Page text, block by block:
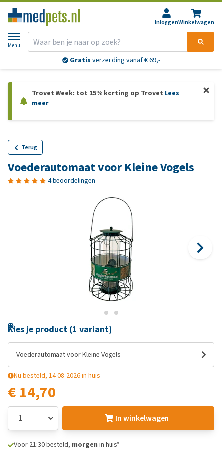
InloggenWinkelwagen
Menu
Gratis verzending vanaf € 69,-
Trovet Week: tot 15% korting op Trovet Lees
meer
Terug
Voederautomaat voor Kleine Vogels
4 beoordelingen
Kies je product (1 variant)
Voederautomaat voor Kleine Vogels
Nu besteld, 14-08-2026 in huis
€ 14,70
In winkelwagen
Voor 21:30 besteld, morgen in huis*